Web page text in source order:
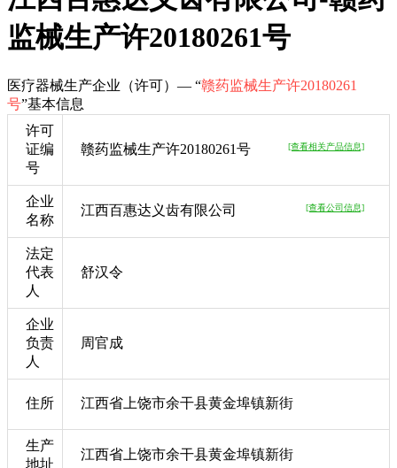
监械生产许20180261号
医疗器械生产企业（许可）— “赣药监械生产许20180261
号”基本信息
许可
证编
号
赣药监械生产许20180261号 [查看相关产品信息]
企业
名称
江西百惠达义齿有限公司 [查看公司信息]
法定
代表
人
舒汉令
企业
负责
人
周官成
住所 江西省上饶市余干县黄金埠镇新街
生产
地址
江西省上饶市余干县黄金埠镇新街